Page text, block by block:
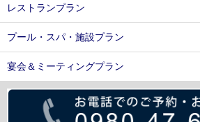
レストランプラン
プール・スパ・施設プラン
宴会＆ミーティングプラン